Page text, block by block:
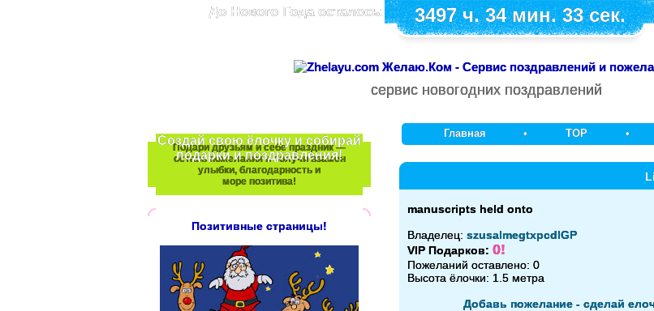
До Нового Года осталось: 3497 ч. 34 мин. 33 сек.
сервис новогодних поздравлений
Создай свою ёлочку и собирай
подарки и поздравления!
Подари друзьям и себе праздник —
оставь пожелания и получи взамен
улыбки, благодарность и
море позитива!
Позитивные страницы!
Главная • TOP •
manuscripts held onto
Владелец: szusalmegtxpcdlGP
VIP Подарков: 0!
Пожеланий оставлено: 0
Высота ёлочки: 1.5 метра
Добавь пожелание - сделай